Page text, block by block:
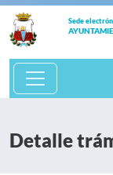
Sede
Detalle